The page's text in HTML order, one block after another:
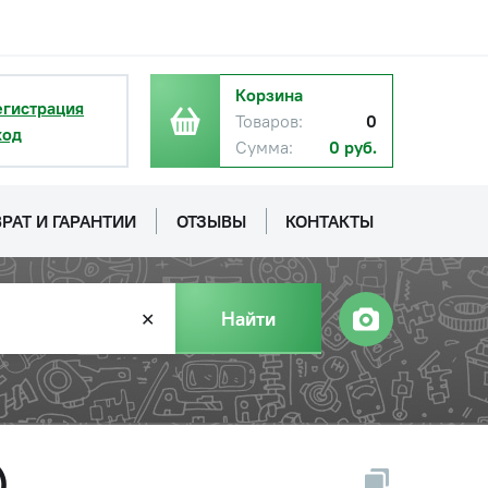
Корзина
Товаров:
0
Сумма:
0 руб.
И ГАРАНТИИ ОТЗЫВЫ КОНТАКТЫ
✕ Найти